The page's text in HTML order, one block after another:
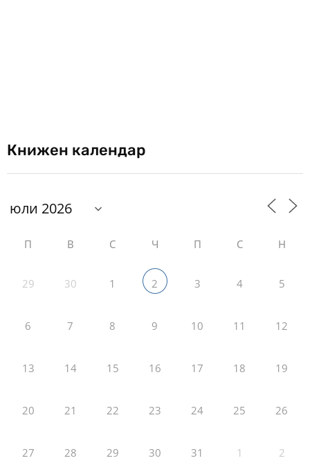
Книжен календар
П В С Ч П С Н
29 30 1 2 3 4 5
6 7 8 9 10 11 12
13 14 15 16 17 18 19
20 21 22 23 24 25 26
27 28 29 30 31 1 2